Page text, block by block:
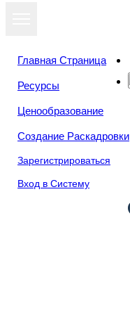
Главная Страница
Ресурсы
Ценообразование
Создание Раскадровки
Зарегистрироваться
Вход в Систему
Посмотреть
как слайд-шоу